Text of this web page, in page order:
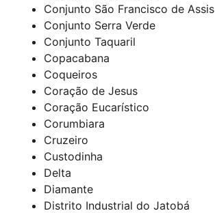
Conjunto São Francisco de Assis
Conjunto Serra Verde
Conjunto Taquaril
Copacabana
Coqueiros
Coração de Jesus
Coração Eucarístico
Corumbiara
Cruzeiro
Custodinha
Delta
Diamante
Distrito Industrial do Jatobá